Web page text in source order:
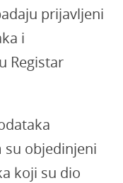
prijavljeni
i
Registar
su objedinjeni
koji su dio